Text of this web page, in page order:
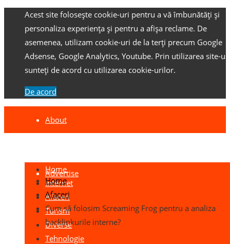
Acest site folosește cookie-uri pentru a vă îmbunătăți și
personaliza experiența și pentru a afișa reclame. De
asemenea, utilizam cookie-uri de la terți precum Google
Adsense, Google Analytics, Youtube. Prin utilizarea site-
sunteți de acord cu utilizarea cookie-urilor.
De acord
About
Advertise
Home
Internet
Afaceri
Turism
Diverse
Tehnologie
Home
Afaceri
Cum să folosim Screaming Frog pentru a analiza
backlinkurile interne?